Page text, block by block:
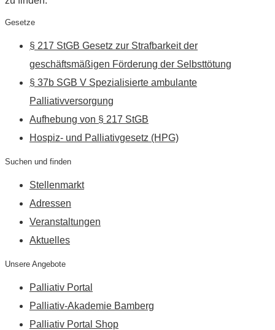
Gesetze
§ 217 StGB Gesetz zur Strafbarkeit der
geschäftsmäßigen Förderung der Selbsttötung
§ 37b SGB V Spezialisierte ambulante
Palliativversorgung
Aufhebung von § 217 StGB
Hospiz- und Palliativgesetz (HPG)
Suchen und finden
Stellenmarkt
Adressen
Veranstaltungen
Aktuelles
Unsere Angebote
Palliativ Portal
Palliativ-Akademie Bamberg
Palliativ Portal Shop